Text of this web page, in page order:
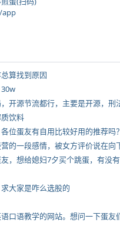
app
算找到原因
饮料
位蛋友有自用比较好用的推荐吗？
大家是咋么选股的